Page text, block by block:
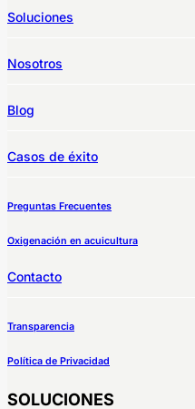
Soluciones
Nosotros
Blog
Casos de éxito
Preguntas Frecuentes
Oxigenación en acuicultura
Contacto
Transparencia
Política de Privacidad
SOLUCIONES